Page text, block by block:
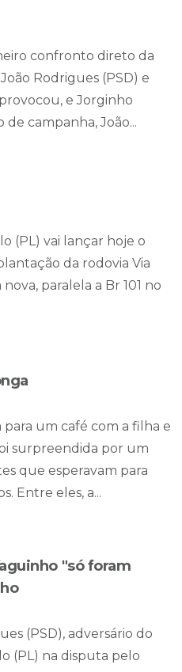
confronto direto da
Rodrigues (PSD) e
e Jorginho
campanha, João...
(PL) vai lançar hoje o
da rodovia Via
paralela a Br 101 no
um café com a filha e
surpreendida por um
que esperavam para
Entre eles, a...
"só foram
(PSD), adversário do
(PL) na disputa pelo